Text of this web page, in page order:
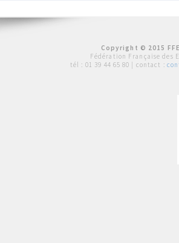
Copyright © 2015
Fédération Française des
tél : 01 39 44 65 80 | contact :